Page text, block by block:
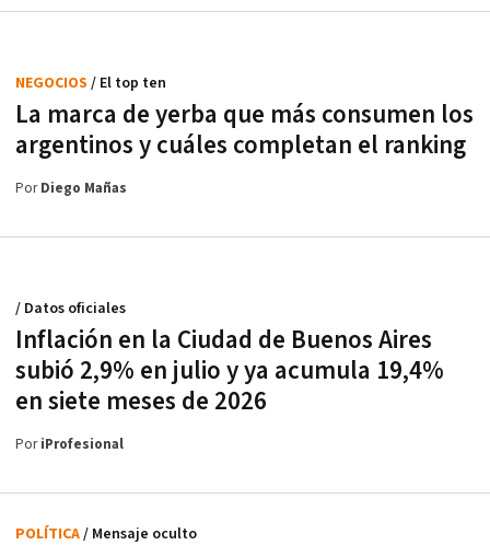
La marca de yerba que más consumen los
argentinos y cuáles completan el ranking
NEGOCIOS / El top ten
PorDiego Mañas
Inflación en la Ciudad de Buenos Aires
subió 2,9% en julio y ya acumula 19,4%
en siete meses de 2026
/ Datos oficiales
PoriProfesional
POLÍTICA/ Mensaje oculto